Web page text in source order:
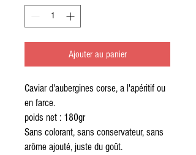
Ajouter au panier
Caviar d'aubergines corse, a l'apéritif ou
en farce.
poids net : 180gr
Sans colorant, sans conservateur, sans
arôme ajouté, juste du goût.